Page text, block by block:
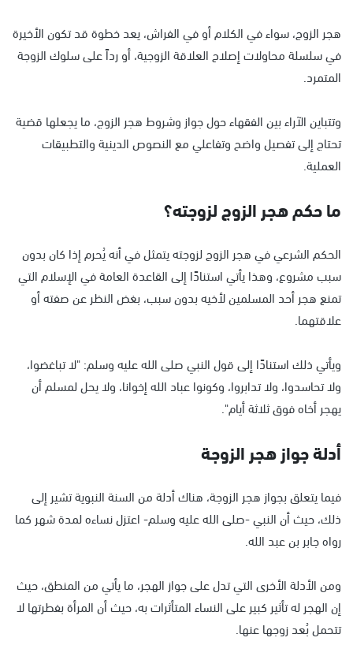
هجر الزوج، سواء في الكلام أو في الفراش، يعد خطوة قد تكون الأخيرة
في سلسلة محاولات إصلاح العلاقة الزوجية، أو رداً على سلوك الزوجة
المتمرد.
وتتباين الآراء بين الفقهاء حول جواز وشروط هجر الزوج، ما يجعلها قضية
تحتاج إلى تفصيل واضح وتفاعلي مع النصوص الدينية والتطبيقات
العملية.
ما حكم هجر الزوج لزوجته؟
الحكم الشرعي في هجر الزوج لزوجته يتمثل في أنه يُحرم إذا كان بدون
سبب مشروع، وهذا يأتي استنادًا إلى القاعدة العامة في الإسلام التي
تمنع هجر أحد المسلمين لأخيه بدون سبب، بغض النظر عن صفته أو
علاقتهما.
ويأتي ذلك استنادًا إلى قول النبي صلى الله عليه وسلم: "لا تباغضوا،
ولا تحاسدوا، ولا تدابروا، وكونوا عباد الله إخوانا، ولا يحل لمسلم أن
يهجر أخاه فوق ثلاثة أيام".
أدلة جواز هجر الزوجة
فيما يتعلق بجواز هجر الزوجة، هناك أدلة من السنة النبوية تشير إلى
ذلك، حيث أن النبي -صلى الله عليه وسلم- اعتزل نساءه لمدة شهر كما
رواه جابر بن عبد الله.
ومن الأدلة الأخرى التي تدل على جواز الهجر، ما يأتي من المنطق، حيث
إن الهجر له تأثير كبير على النساء المتأثرات به، حيث أن المرأة بفطرتها لا
تتحمل بُعد زوجها عنها.